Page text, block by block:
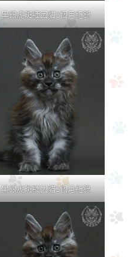
黑銀虎斑緬因貓2個月紀錄
黑銀虎斑緬因貓2個月紀錄